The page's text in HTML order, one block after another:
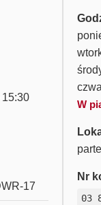
15:30
17
W
Nr
03